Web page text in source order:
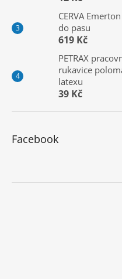
CERVA
do pasu
619 Kč
PETRAX
rukavice
latexu
39 Kč
Facebook